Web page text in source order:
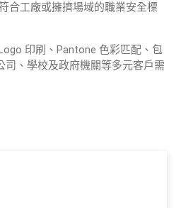
合工廠或擁擠場域的職業安全標
印刷、Pantone 色彩匹配、包
司、學校及政府機關等多元客戶需